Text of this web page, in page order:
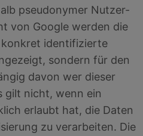
pseudonymer Nutzer-
von Google werden die
identifizierte
sondern für den
davon wer dieser
gilt nicht, wenn ein
erlaubt hat, die Daten
zu verarbeiten. Die